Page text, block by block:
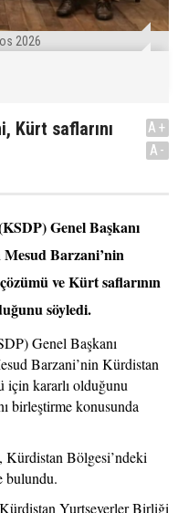
2026
Kürt saflarını
A+
A-
Genel Başkanı
Barzani’nin
ve Kürt saflarının
söyledi.
Genel Başkanı
Barzani’nin Kürdistan
için kararlı olduğunu
birleştirme konusunda
Bölgesi’ndeki
bulundu.
Yurtseverler Birliği